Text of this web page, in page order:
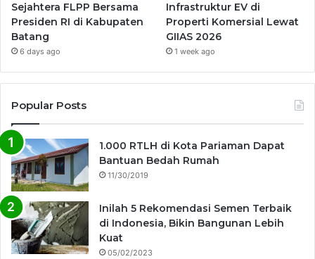
Sejahtera FLPP Bersama
Presiden RI di Kabupaten
Batang
6 days ago
Infrastruktur EV di
Properti Komersial Lewat
GIIAS 2026
1 week ago
Popular Posts
1.000 RTLH di Kota Pariaman Dapat
Bantuan Bedah Rumah
11/30/2019
Inilah 5 Rekomendasi Semen Terbaik
di Indonesia, Bikin Bangunan Lebih
Kuat
05/02/2023